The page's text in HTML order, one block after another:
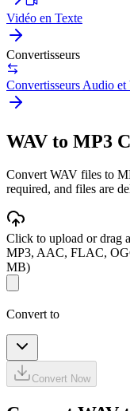
Vidéo en Texte
Convertisseurs
Convertisseurs Audio et
WAV to MP3
Convert WAV files to
required, and files are
Click to upload or drag
MP3, AAC, FLAC,
MB)
Convert to
Convert Now